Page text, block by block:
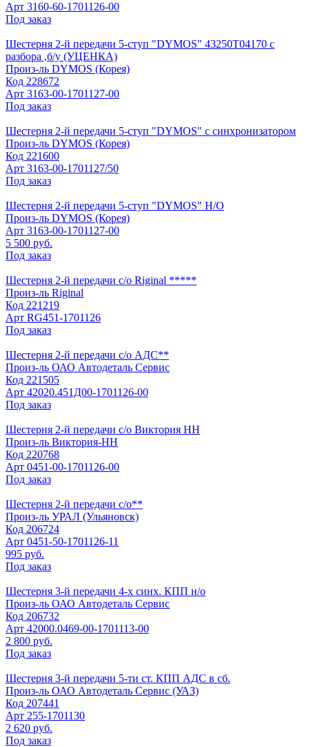
Арт 3160-60-1701126-00
Под заказ
Шестерня 2-й передачи 5-ступ "DYMOS" 43250Т04170 с
разбора ,б/у (УЦЕНКА)
Произ-ль DYMOS (Корея)
Код 228672
Арт 3163-00-1701127-00
Под заказ
Шестерня 2-й передачи 5-ступ "DYMOS" с синхронизатором
Произ-ль DYMOS (Корея)
Код 221600
Арт 3163-00-1701127/50
Под заказ
Шестерня 2-й передачи 5-ступ "DYMOS" Н/О
Произ-ль DYMOS (Корея)
Арт 3163-00-1701127-00
5 500 руб.
Под заказ
Шестерня 2-й передачи с/о Riginal *****
Произ-ль Riginal
Код 221219
Арт RG451-1701126
Под заказ
Шестерня 2-й передачи с/о АДС**
Произ-ль ОАО Автодеталь Сервис
Код 221505
Арт 42020.451Д00-1701126-00
Под заказ
Шестерня 2-й передачи с/о Виктория НН
Произ-ль Виктория-НН
Код 220768
Арт 0451-00-1701126-00
Под заказ
Шестерня 2-й передачи с/о**
Произ-ль УРАЛ (Ульяновск)
Код 206724
Арт 0451-50-1701126-11
995 руб.
Под заказ
Шестерня 3-й передачи 4-х синх. КПП н/о
Произ-ль ОАО Автодеталь Сервис
Код 206732
Арт 42000.0469-00-1701113-00
2 800 руб.
Под заказ
Шестерня 3-й передачи 5-ти ст. КПП АДС в сб.
Произ-ль ОАО Автодеталь Сервис (УАЗ)
Код 207441
Арт 255-1701130
2 620 руб.
Под заказ